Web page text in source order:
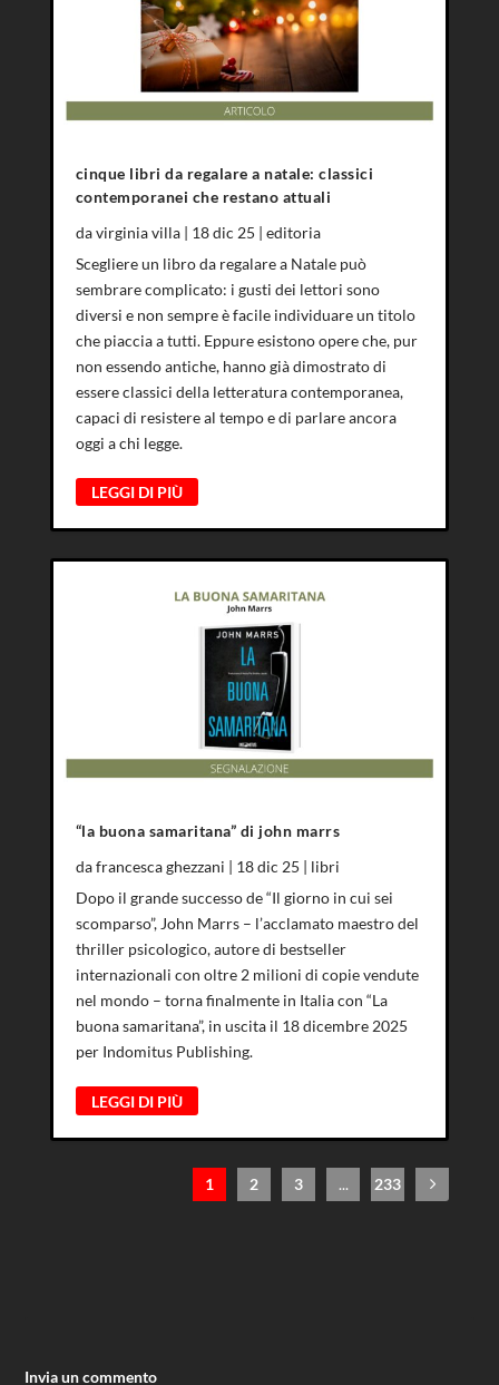
cinque libri da regalare a natale: classici
contemporanei che restano attuali
davirginia villa| 18 dic 25 | editoria
Scegliere un libro da regalare a Natale può
sembrare complicato: i gusti dei lettori sono
diversi e non sempre è facile individuare un titolo
che piaccia a tutti. Eppure esistono opere che, pur
non essendo antiche, hanno già dimostrato di
essere classici della letteratura contemporanea,
capaci di resistere al tempo e di parlare ancora
oggi a chi legge.
LEGGI DI PIÙ
“la buona samaritana” di john marrs
dafrancesca ghezzani | 18 dic 25 | libri
Dopo il grande successo de “Il giorno in cui sei
scomparso”, John Marrs – l’acclamato maestro del
thriller psicologico, autore di bestseller
internazionali con oltre 2 milioni di copie vendute
nel mondo – torna finalmente in Italia con “La
buona samaritana”, in uscita il 18 dicembre 2025
per Indomitus Publishing.
LEGGI DI PIÙ
1 2 3 ... 233
Invia un commento